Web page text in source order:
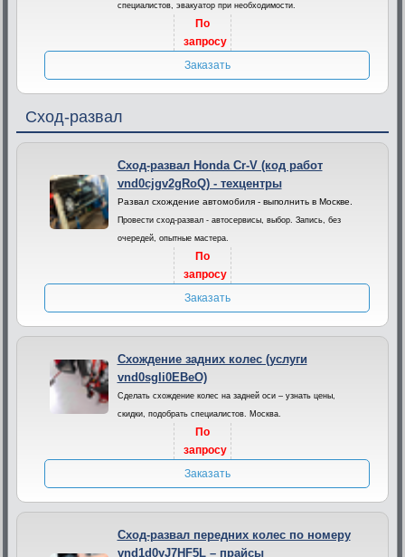
специалистов, эвакуатор при необходимости.
По
запросу
Заказать
Сход-развал
Сход-развал Honda Cr-V (код работ
vnd0cjgv2gRoQ) - техцентры
Развал схождение автомобиля - выполнить в Москве.
Провести сход-развал - автосервисы, выбор. Запись, без
очередей, опытные мастера.
По
запросу
Заказать
Схождение задних колес (услуги
vnd0sgIi0EBeO)
Сделать схождение колес на задней оси – узнать цены,
скидки, подобрать специалистов. Москва.
По
запросу
Заказать
Сход-развал передних колес по номеру
vnd1d0yJ7HF5L – прайсы